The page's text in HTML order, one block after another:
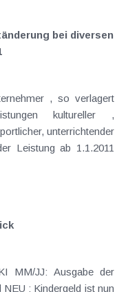
bei diversen
,
unterrichtender